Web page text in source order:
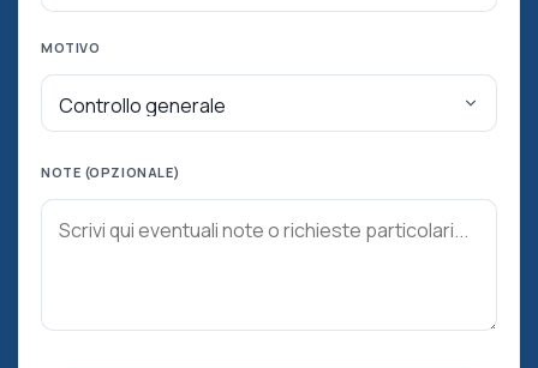
MOTIVO
NOTE (OPZIONALE)